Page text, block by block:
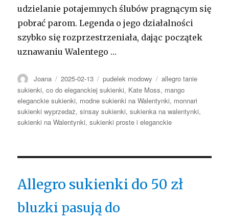
udzielanie potajemnych ślubów pragnącym się
pobrać parom. Legenda o jego działalności
szybko się rozprzestrzeniała, dając początek
uznawaniu Walentego …
Autor
Joana Opublikowano
2025-02-13 Kategorie
pudelek modowy Tagi
allegro tanie
sukienki,co do eleganckiej sukienki, Kate Moss, mango
eleganckie sukienki, modne sukienki na Walentynki, monnari
sukienki wyprzedaż,sinsay sukienki,sukienka na walentynki,
sukienki na Walentynki,sukienki proste i eleganckie
Allegro sukienki do 50 zł
bluzki pasują do